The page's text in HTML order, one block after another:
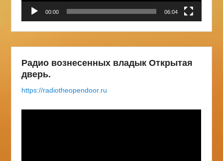
00:00 06:04
Радио вознесенных владык Открытая
дверь.
https://radiotheopendoor.ru